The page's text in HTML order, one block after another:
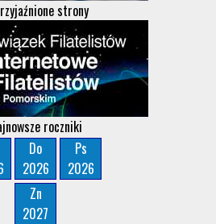
strony
roczniki
Do
2026
Ps
2026
Zn
2027